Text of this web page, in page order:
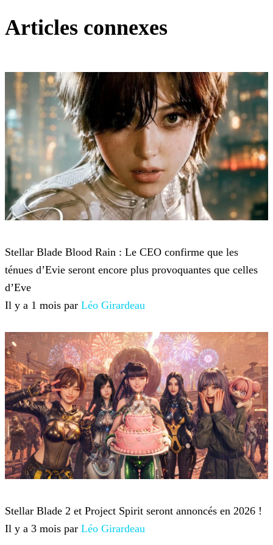
Articles connexes
Stellar Blade Blood Rain : Le CEO confirme que les
ténues d’Evie seront encore plus provoquantes que celles
d’Eve
Il y a 1 mois par Léo Girardeau
Stellar Blade 2 et Project Spirit seront annoncés en 2026 !
Il y a 3 mois par Léo Girardeau